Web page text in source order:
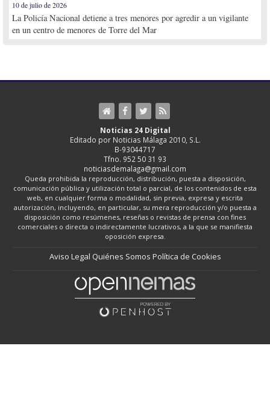
10 de julio de 2026
La Policía Nacional detiene a tres menores por agredir a un vigilante
en un centro de menores de Torre del Mar
Noticias 24 Digital
Editado por Noticias Málaga 2010, S.L.
B-93044717
Tfno. 952 50 31 93
noticiasdemalaga@gmail.com
Queda prohibida la reproducción, distribución, puesta a disposición,
comunicación pública y utilización total o parcial, de los contenidos de esta
web, en cualquier forma o modalidad, sin previa, expresa y escrita
autorización, incluyendo, en particular, su mera reproducción y/o puesta a
disposición como resúmenes, reseñas o revistas de prensa con fines
comerciales o directa o indirectamente lucrativos, a la que se manifiesta
oposición expresa.
Aviso Legal Quiénes Somos Política de Cookies